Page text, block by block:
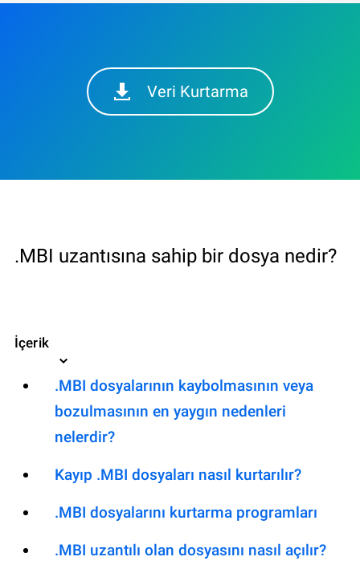
Veri Kurtarma
.MBI uzantısına sahip bir dosya nedir?
İçerik
.MBI dosyalarının kaybolmasının veya
bozulmasının en yaygın nedenleri
nelerdir?
Kayıp .MBI dosyaları nasıl kurtarılır?
.MBI dosyalarını kurtarma programları
.MBI uzantılı olan dosyasını nasıl açılır?